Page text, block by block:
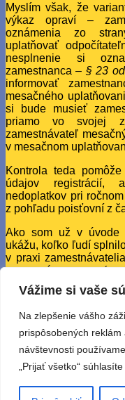
Vážime si vaše
Na zlepšenie vášho
prispôsobených
návštevnosti
„Prijať všetko“
Myslím však, že
výkaz opraví –
oznámenia zo
uplatňovať
nesplnenie si
zamestnanca – § 23
informovať
mesačného
si bude musieť
priamo vo svojej
zamestnávateľ
v mesačnom
Kontrola teda
údajov registrácií,
nedoplatkov pri
z pohľadu poisťovní z
Ako som už v úvode
ukážu, koľko ľudí
v praxi
pracovné pomery
jedného lepšie
s nízkym príjmom.
správnym krokom, si
krajov.
V najbližšom blogu by
situácie, ich
(zamestnanec,